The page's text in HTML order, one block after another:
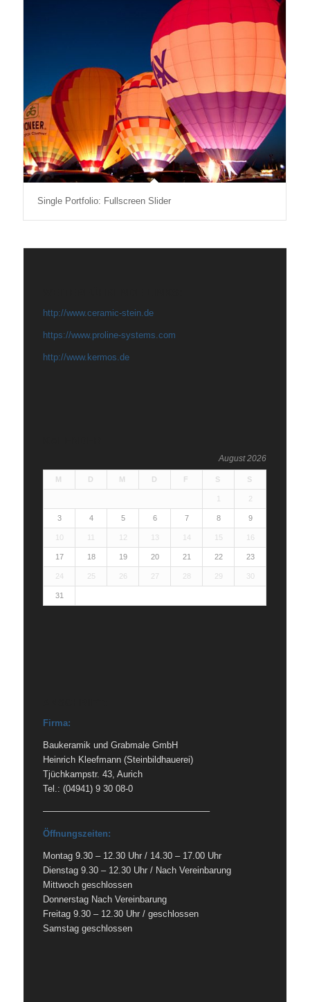
Single Portfolio: Fullscreen Slider
http://www.ceramic-stein.de
https://www.proline-systems.com
http://www.kermos.de
August 2026
M D M D F S S
1 2
3 4 5 6 7 8 9
10 11 12 13 14 15 16
17 18 19 20 21 22 23
24 25 26 27 28 29 30
31
Firma:
Baukeramik und Grabmale GmbH
Heinrich Kleefmann (Steinbildhauerei)
Tjüchkampstr. 43, Aurich
Tel.: (04941) 9 30 08-0
——————————————————–
Öffnungszeiten:
Montag 9.30 – 12.30 Uhr / 14.30 – 17.00 Uhr
Dienstag 9.30 – 12.30 Uhr / Nach Vereinbarung
Mittwoch geschlossen
Donnerstag Nach Vereinbarung
Freitag 9.30 – 12.30 Uhr / geschlossen
Samstag geschlossen